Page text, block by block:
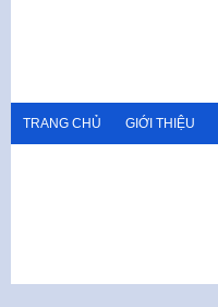
TRANG CHỦ GIỚI THIỆU